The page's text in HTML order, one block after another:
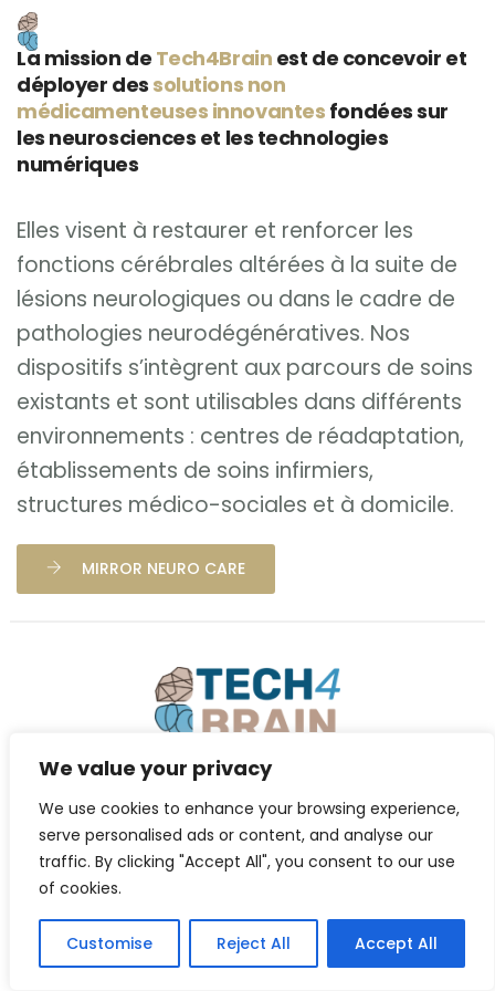
We value your privacy
We use cookies to enhance your browsing experience,
serve personalised ads or content, and analyse our
traffic. By clicking "Accept All", you consent to our use
of cookies.
Customise Reject All Accept All
HOME
SOLUTION
PARTENAIRES
CONTACTS
fr
La mission de Tech4Brain est de concevoir et
déployer des solutions non
médicamenteuses innovantes fondées sur
les neurosciences et les technologies
numériques
Elles visent à restaurer et renforcer les
fonctions cérébrales altérées à la suite de
lésions neurologiques ou dans le cadre de
pathologies neurodégénératives. Nos
dispositifs s’intègrent aux parcours de soins
existants et sont utilisables dans différents
environnements : centres de réadaptation,
établissements de soins infirmiers,
structures médico-sociales et à domicile.
MIRROR NEURO CARE
Mentions légales
| Politique de confidentialité
Conditions d’utilisation|Contacts